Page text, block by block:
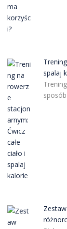
spalaj